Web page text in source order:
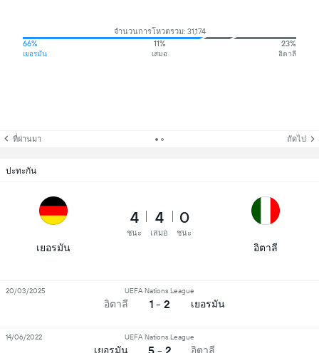
จำนวนการโหวตรวม: 31,174
66%
เยอรมัน
11%
เสมอ
23%
อิตาลี
ที่ผ่านมา ถัดไป
ปะทะกัน
เยอรมัน
4
ชนะ
4
เสมอ
0
ชนะ
อิตาลี
อิตาลี
UEFA Nations League
1 - 2 เยอรมัน
20/03/2025
เยอรมัน
UEFA Nations League
5 - 2 อิตาลี
14/06/2022